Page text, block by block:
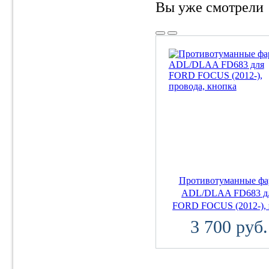
Вы уже смотрели
Противотуманные
ADL/DLAA FD683
FORD FOCUS (2012-),
3 700 руб.